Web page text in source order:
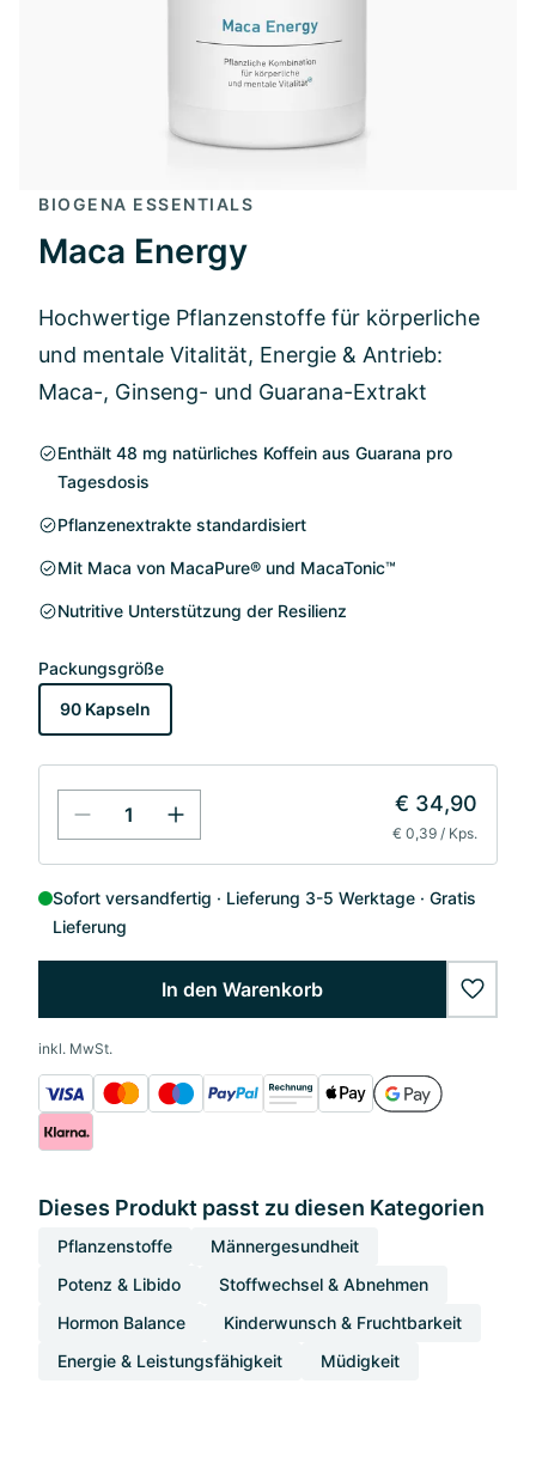
BIOGENA ESSENTIALS
Maca Energy
Hochwertige Pflanzenstoffe für körperliche
und mentale Vitalität, Energie & Antrieb:
Maca-, Ginseng- und Guarana-Extrakt
Enthält 48 mg natürliches Koffein aus Guarana pro
Tagesdosis
Pflanzenextrakte standardisiert
Mit Maca von MacaPure® und MacaTonic™
Nutritive Unterstützung der Resilienz
Packungsgröße
90 Kapseln
€ 34,90
€ 0,39 / Kps.
Sofort versandfertig Lieferung 3-5 Werktage
Gratis
Lieferung
In den Warenkorb
inkl. MwSt.
Dieses Produkt passt zu diesen Kategorien
Pflanzenstoffe
Männergesundheit
Potenz & Libido
Stoffwechsel & Abnehmen
Hormon Balance
Kinderwunsch & Fruchtbarkeit
Energie & Leistungsfähigkeit
Müdigkeit